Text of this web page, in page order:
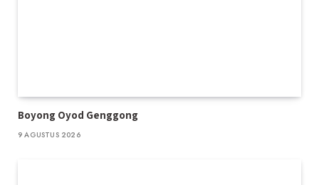
Boyong Oyod Genggong
9 AGUSTUS 2026